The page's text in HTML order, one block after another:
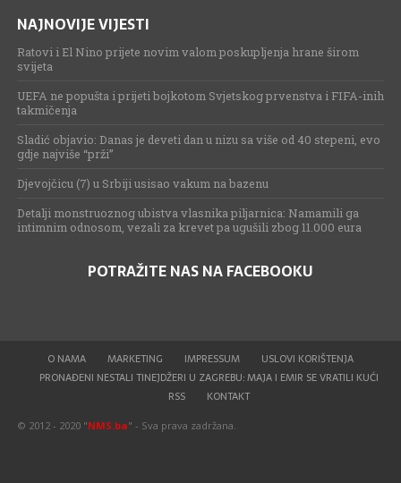
NAJNOVIJE VIJESTI
Ratovi i El Nino prijete novim valom poskupljenja hrane širom
svijeta
UEFA ne popušta i prijeti bojkotom Svjetskog prvenstva i FIFA-inih
takmičenja
Sladić objavio: Danas je deveti dan u nizu sa više od 40 stepeni, evo
gdje najviše “prži”
Djevojčicu (7) u Srbiji usisao vakum na bazenu
Detalji monstruoznog ubistva vlasnika piljarnica: Namamili ga
intimnim odnosom, vezali za krevet pa ugušili zbog 11.000 eura
POTRAŽITE NAS NA FACEBOOKU
O NAMA MARKETING IMPRESSUM
USLOVI KORIŠTENJA
PRONAĐENI NESTALI TINEJDŽERI U ZAGREBU: MAJA I EMIR SE VRATILI KUĆI
RSS
KONTAKT
© 2012 - 2020 "NMS.ba" - Sva prava zadržana.